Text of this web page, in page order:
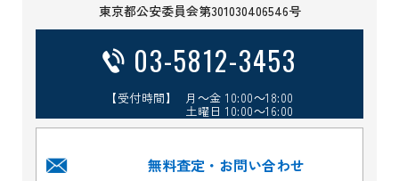
東京都公安委員会第301030406546号
03-5812-3453
【受付時間】 月～金 10:00～18:00
土曜日 10:00～16:00
無料査定・お問い合わせ